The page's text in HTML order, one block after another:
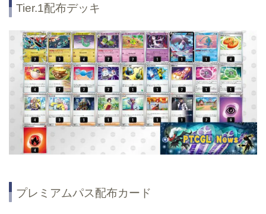
Tier.1配布デッキ
プレミアムパス配布カード